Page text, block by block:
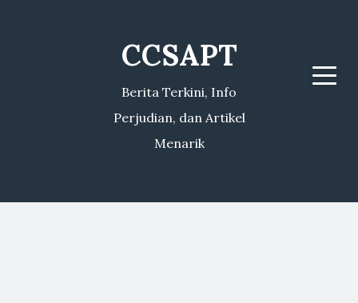
CCSAPT
Berita Terkini, Info
Perjudian, dan Artikel
Menarik
Menu